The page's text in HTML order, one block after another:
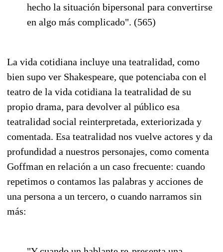
hecho la situación bipersonal para convertirse
en algo más complicado". (565)
La vida cotidiana incluye una teatralidad, como
bien supo ver Shakespeare, que potenciaba con el
teatro de la vida cotidiana la teatralidad de su
propio drama, para devolver al público esa
teatralidad social reinterpretada, exteriorizada y
comentada. Esa teatralidad nos vuelve actores y da
profundidad a nuestros personajes, como comenta
Goffman en relación a un caso frecuente: cuando
repetimos o contamos las palabras y acciones de
una persona a un tercero, o cuando narramos sin
más: